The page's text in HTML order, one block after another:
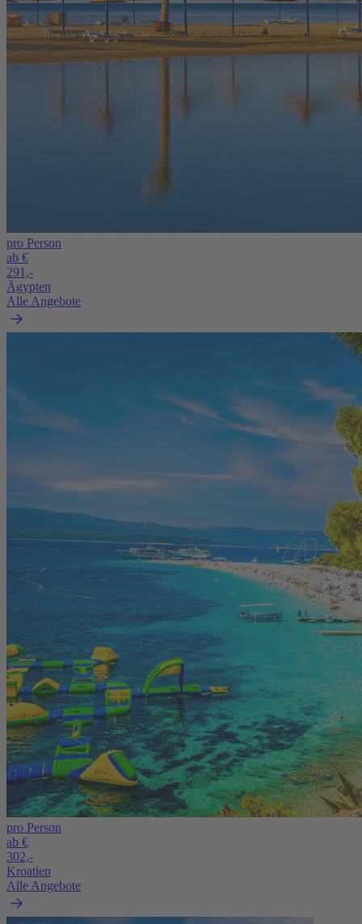
pro Person
ab €
291,-
Ägypten
Alle Angebote
pro Person
ab €
302,-
Kroatien
Alle Angebote